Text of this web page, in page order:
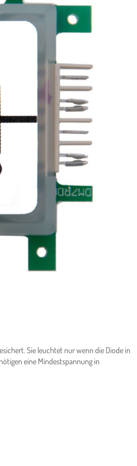
Sie leuchtet nur wenn die Diode in
eine Mindestspannung in